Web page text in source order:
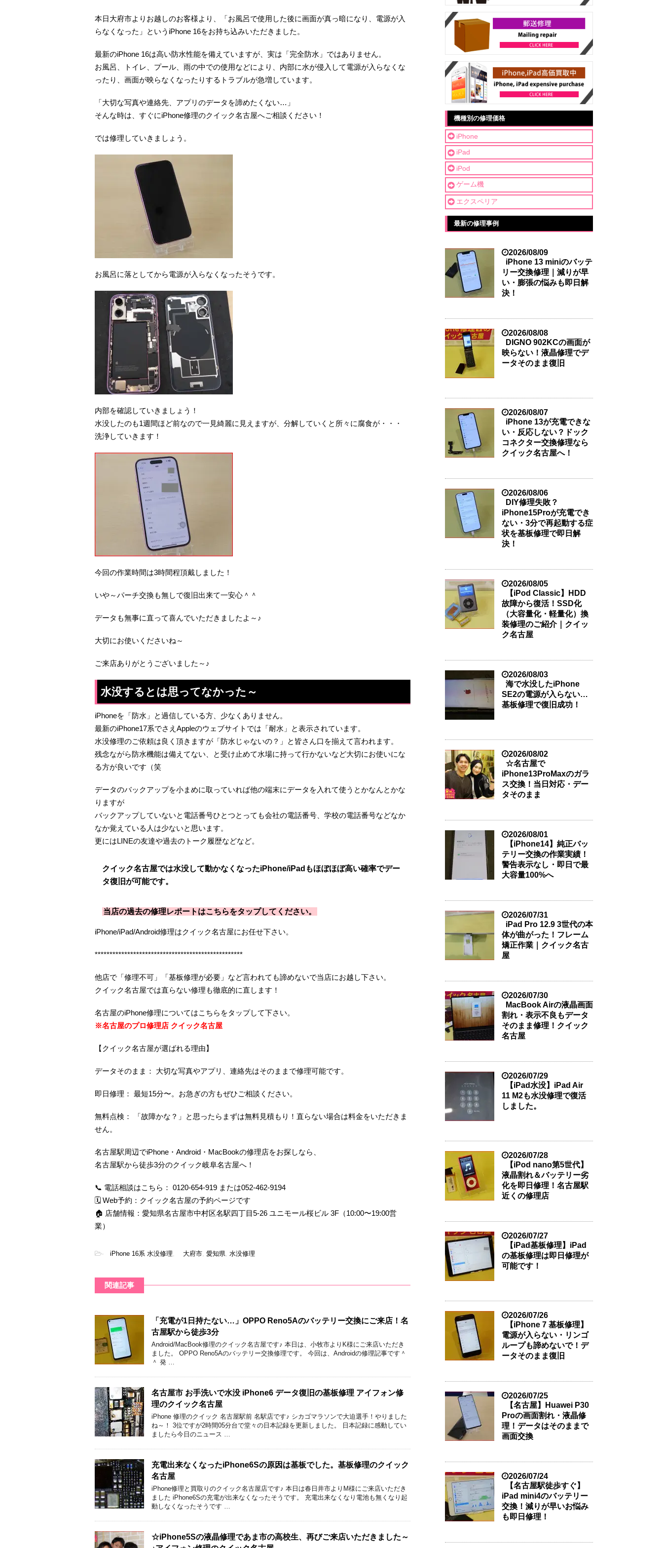
本日大府市よりお越しのお客様より、「お風呂で使用した後に画面が真っ暗になり、電源が入
らなくなった」というiPhone 16をお持ち込みいただきました。
最新のiPhone 16は高い防水性能を備えていますが、実は「完全防水」ではありません。
お風呂、トイレ、プール、雨の中での使用などにより、内部に水が侵入して電源が入らなくな
ったり、画面が映らなくなったりするトラブルが急増しています。
「大切な写真や連絡先、アプリのデータを諦めたくない…」
そんな時は、すぐにiPhone修理のクイック名古屋へご相談ください！
では修理していきましょう。
お風呂に落としてから電源が入らなくなったそうです。
内部を確認していきましょう！
水没したのも1週間ほど前なので一見綺麗に見えますが、分解していくと所々に腐食が・・・
洗浄していきます！
今回の作業時間は3時間程頂戴しました！
いや～パーチ交換も無しで復旧出来て一安心＾＾
データも無事に直って喜んでいただきましたよ～♪
大切にお使いくださいね～
ご来店ありがとうございました～♪
水没するとは思ってなかった～
iPhoneを「防水」と過信している方、少なくありません。
最新のiPhone17系でさえAppleのウェブサイトでは「耐水」と表示されています。
水没修理のご依頼は良く頂きますが「防水じゃないの？」と皆さん口を揃えて言われます。
残念ながら防水機能は備えてない、と受け止めて水場に持って行かないなど大切にお使いにな
る方が良いです（笑
データのバックアップを小まめに取っていれば他の端末にデータを入れて使うとかなんとかな
りますが
バックアップしていないと電話番号ひとつとっても会社の電話番号、学校の電話番号などなか
なか覚えている人は少ないと思います。
更にはLINEの友達や過去のトーク履歴などなど。
クイック名古屋では水没して動かなくなったiPhone/iPadもほぼほぼ高い確率でデー
タ復旧が可能です。
当店の過去の修理レポートはこちらをタップしてください。
iPhone/iPad/Android修理はクイック名古屋にお任せ下さい。
**************************************************
他店で「修理不可」「基板修理が必要」など言われても諦めないで当店にお越し下さい。
クイック名古屋では直らない修理も徹底的に直します！
名古屋のiPhone修理についてはこちらをタップして下さい。
※名古屋のプロ修理店 クイック名古屋
【クイック名古屋が選ばれる理由】
データそのまま： 大切な写真やアプリ、連絡先はそのままで修理可能です。
即日修理： 最短15分〜。お急ぎの方もぜひご相談ください。
無料点検： 「故障かな？」と思ったらまずは無料見積もり！直らない場合は料金をいただきま
せん。
名古屋駅周辺でiPhone・Android・MacBookの修理店をお探しなら、
名古屋駅から徒歩3分のクイック岐阜名古屋へ！
📞 電話相談はこちら： 0120-654-919 または052-462-9194
🗓 Web予約： クイック名古屋の予約ページです
🏠 店舗情報：愛知県名古屋市中村区名駅四丁目5-26 ユニモール桜ビル 3F（10:00〜19:00営
業）
- iPhone 16系 水没修理, 大府市, 愛知県, 水没修理
関連記事
「充電が1日持たない…」OPPO Reno5Aのバッテリー交換にご来店！名
古屋駅から徒歩3分
Android/MacBook修理のクイック名古屋です♪ 本日は、小牧市よりK様にご来店いただき
ました。 OPPO Reno5Aのバッテリー交換修理です。 今回は、Androidの修理記事です＾
＾ 発 …
名古屋市 お手洗いで水没 iPhone6 データ復旧の基板修理 アイフォン修
理のクイック名古屋
iPhone 修理のクイック 名古屋駅前 名駅店です♪ シカゴマラソンで大迫選手！やりました
ね～！ 3位ですが2時間05分台で堂々の日本記録を更新しました。 日本記録に感動してい
ましたら今日のニュース …
充電出来なくなったiPhone6Sの原因は基板でした。基板修理のクイック
名古屋
iPhone修理と買取りのクイック名古屋店です♪ 本日は春日井市よりM様にご来店いただき
ました iPhone6Sの充電が出来なくなったそうです。 充電出来なくなり電池も無くなり起
動しなくなったそうです …
☆iPhone5Sの液晶修理であま市の高校生、再びご来店いただきました～
機種別の修理価格
iPhone
iPad
iPod
ゲーム機
エクスペリア
最新の修理事例
2026/08/09
iPhone 13 miniのバッテ
リー交換修理｜減りが早
い・膨張の悩みも即日解
決！
2026/08/08
DIGNO 902KCの画面が
映らない！液晶修理でデ
ータそのまま復旧
2026/08/07
iPhone 13が充電できな
い・反応しない？ドック
コネクター交換修理なら
クイック名古屋へ！
2026/08/06
DIY修理失敗？
iPhone15Proが充電でき
ない・3分で再起動する症
状を基板修理で即日解
決！
2026/08/05
【iPod Classic】HDD
故障から復活！SSD化
（大容量化・軽量化）換
装修理のご紹介｜クイッ
ク名古屋
2026/08/03
海で水没したiPhone
SE2の電源が入らない…
基板修理で復旧成功！
2026/08/02
☆名古屋で
iPhone13ProMaxのガラ
ス交換！当日対応・デー
タそのまま
2026/08/01
【iPhone14】純正バッ
テリー交換の作業実績！
警告表示なし・即日で最
大容量100%へ
2026/07/31
iPad Pro 12.9 3世代の本
体が曲がった！フレーム
矯正作業｜クイック名古
屋
2026/07/30
MacBook Airの液晶画面
割れ・表示不良もデータ
そのまま修理！クイック
名古屋
2026/07/29
【iPad水没】iPad Air
11 M2も水没修理で復活
しました。
2026/07/28
【iPod nano第5世代】
液晶割れ＆バッテリー劣
化を即日修理！名古屋駅
近くの修理店
2026/07/27
【iPad基板修理】iPad
の基板修理は即日修理が
可能です！
2026/07/26
【iPhone 7 基板修理】
電源が入らない・リンゴ
ループも諦めないで！デ
ータそのまま復旧
2026/07/25
【名古屋】Huawei P30
Proの画面割れ・液晶修
理！データはそのままで
画面交換
2026/07/24
【名古屋駅徒歩すぐ】
iPad mini4のバッテリー
交換！減りが早いお悩み
も即日修理！